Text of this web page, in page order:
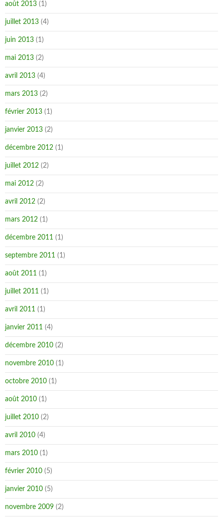
août 2013 (1)
juillet 2013 (4)
juin 2013 (1)
mai 2013 (2)
avril 2013 (4)
mars 2013 (2)
février 2013 (1)
janvier 2013 (2)
décembre 2012 (1)
juillet 2012 (2)
mai 2012 (2)
avril 2012 (2)
mars 2012 (1)
décembre 2011 (1)
septembre 2011 (1)
août 2011 (1)
juillet 2011 (1)
avril 2011 (1)
janvier 2011 (4)
décembre 2010 (2)
novembre 2010 (1)
octobre 2010 (1)
août 2010 (1)
juillet 2010 (2)
avril 2010 (4)
mars 2010 (1)
février 2010 (5)
janvier 2010 (5)
novembre 2009 (2)